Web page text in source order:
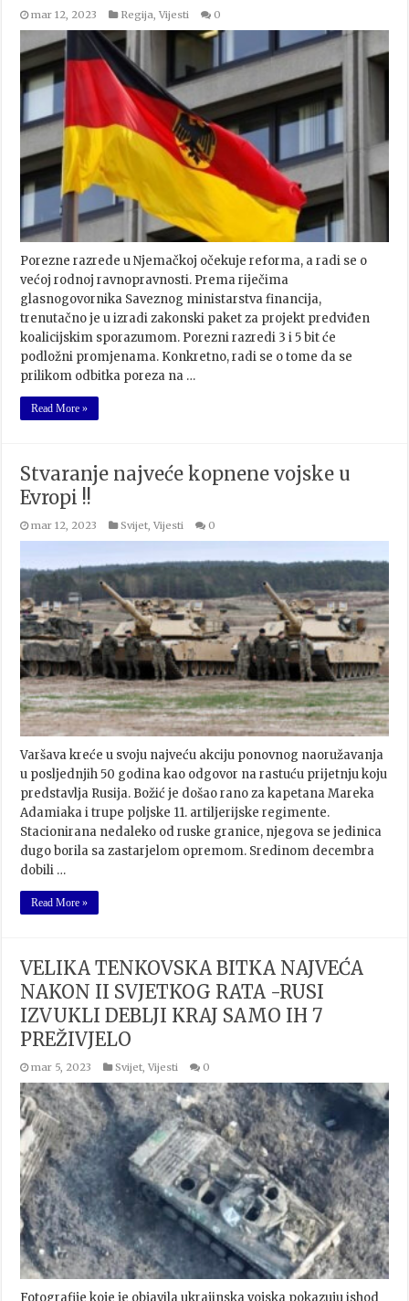
mar 12, 2023 Regija,Vijesti 0
Porezne razrede u Njemačkoj očekuje reforma, a radi se o
većoj rodnoj ravnopravnosti. Prema riječima
glasnogovornika Saveznog ministarstva financija,
trenutačno je u izradi zakonski paket za projekt predviđen
koalicijskim sporazumom. Porezni razredi 3 i 5 bit će
podložni promjenama. Konkretno, radi se o tome da se
prilikom odbitka poreza na …
Read More »
Stvaranje najveće kopnene vojske u
Evropi !!
mar 12, 2023 Svijet ,Vijesti 0
Varšava kreće u svoju najveću akciju ponovnog naoružavanja
u posljednjih 50 godina kao odgovor na rastuću prijetnju koju
predstavlja Rusija. Božić je došao rano za kapetana Mareka
Adamiaka i trupe poljske 11. artiljerijske regimente.
Stacionirana nedaleko od ruske granice, njegova se jedinica
dugo borila sa zastarjelom opremom. Sredinom decembra
dobili …
Read More »
VELIKA TENKOVSKA BITKA NAJVEĆA
NAKON II SVJETKOG RATA -RUSI
IZVUKLI DEBLJI KRAJ SAMO IH 7
PREŽIVJELO
mar 5, 2023 Svijet,Vijesti 0
Fotografije koje je objavila ukrajinska vojska pokazuju ishod